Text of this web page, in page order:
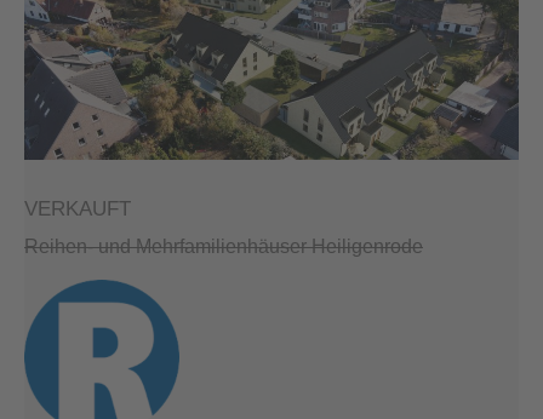
VERKAUFT
Reihen- und Mehrfamilienhäuser Heiligenrode